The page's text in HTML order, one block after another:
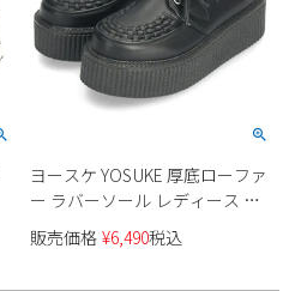
ヨースケ YOSUKE 厚底ローファ
ー ラバーソール レディース 黒
レースアップ シューズ 2810025
靴 カジュアル ブラック 幅広 ゆ
販売価格 ¥6,490税込